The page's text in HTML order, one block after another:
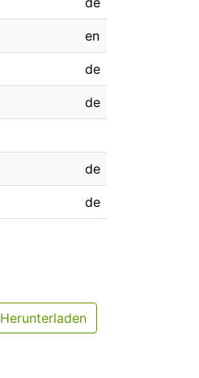
en
de
de
de
de
Herunterladen